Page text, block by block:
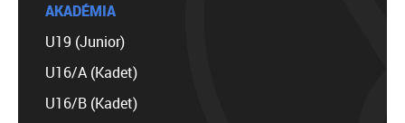
AKADÉMIA
U19 (Junior)
U16/A (Kadet)
U16/B (Kadet)